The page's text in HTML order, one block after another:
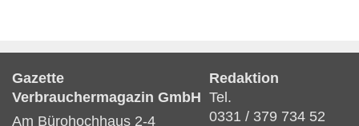
Gazette
Verbrauchermagazin GmbH
Am Bürohochhaus 2-4
Redaktion
Tel.
0331 / 379 734 52